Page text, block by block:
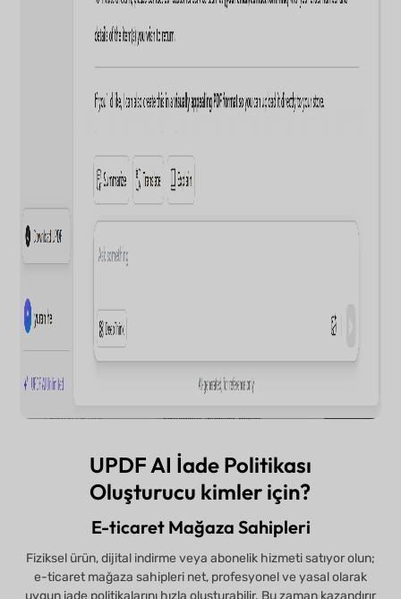
UPDF AI İade Politikası
Oluşturucu kimler için?
E-ticaret Mağaza Sahipleri
Fiziksel ürün, dijital indirme veya abonelik hizmeti satıyor olun;
e-ticaret mağaza sahipleri net, profesyonel ve yasal olarak
uygun iade politikalarını hızla oluşturabilir. Bu zaman kazandırır